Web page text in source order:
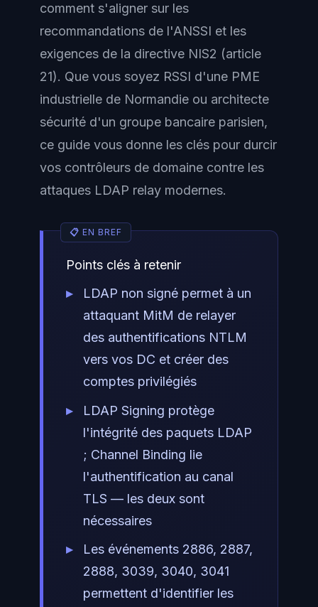
comment s'aligner sur les
recommandations de l'ANSSI et les
exigences de la directive NIS2 (article
21). Que vous soyez RSSI d'une PME
industrielle de Normandie ou architecte
sécurité d'un groupe bancaire parisien,
ce guide vous donne les clés pour durcir
vos contrôleurs de domaine contre les
attaques LDAP relay modernes.
Points clés à retenir
LDAP non signé permet à un
attaquant MitM de relayer
des authentifications NTLM
vers vos DC et créer des
comptes privilégiés
LDAP Signing protège
l'intégrité des paquets LDAP
; Channel Binding lie
l'authentification au canal
TLS — les deux sont
nécessaires
Les événements 2886, 2887,
2888, 3039, 3040, 3041
permettent d'identifier les